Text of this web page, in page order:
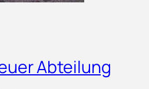
Abteilung